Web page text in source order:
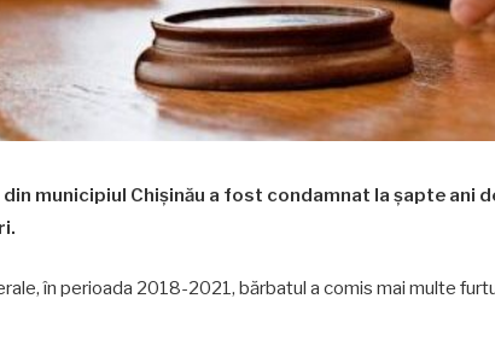
municipiul Chișinău a fost condamnat la șapte ani
în perioada 2018-2021, bărbatul a comis mai multe